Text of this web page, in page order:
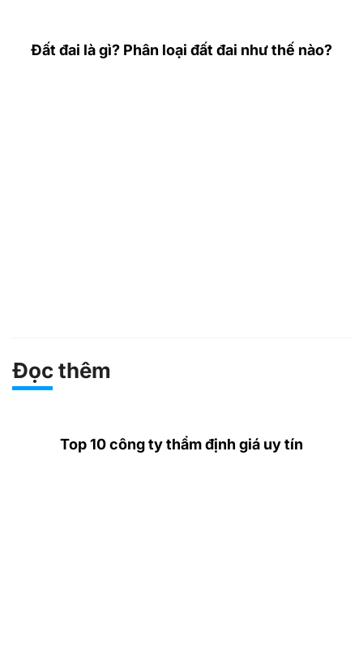
Đất đai là gì? Phân loại đất đai như thế nào?
Đọc thêm
Top 10 công ty thẩm định giá uy tín